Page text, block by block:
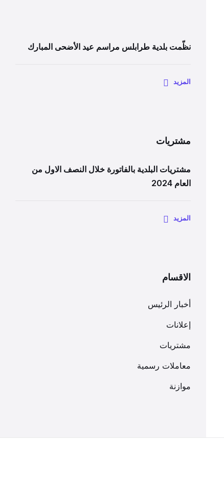
نظّمت بلدية طرابلس مراسم عيد الأضحى المبارك
المزيد
مشتريات
مشتريات البلدية بالفاتورة خلال النصف الاول من
العام 2024
المزيد
الاقسام
أخبار الرئيس
إعلانات
مشتريات
معاملات رسمية
موازنة